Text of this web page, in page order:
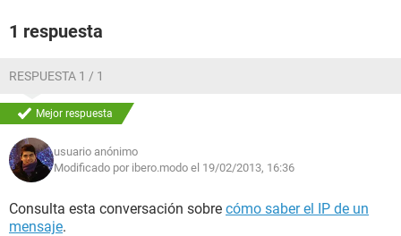
1 respuesta
RESPUESTA 1 / 1
Mejor respuesta
usuario anónimo
Modificado por ibero.modo el 19/02/2013, 16:36
Consulta esta conversación sobre cómo saber el IP de un
mensaje.